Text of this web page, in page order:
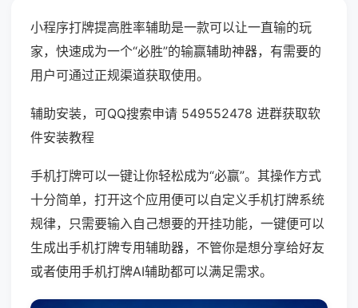
小程序打牌提高胜率辅助是一款可以让一直输的玩
家，快速成为一个“必胜”的输赢辅助神器，有需要的
用户可通过正规渠道获取使用。
辅助安装，可QQ搜索申请 549552478 进群获取软
件安装教程
手机打牌可以一键让你轻松成为“必赢”。其操作方式
十分简单，打开这个应用便可以自定义手机打牌系统
规律，只需要输入自己想要的开挂功能，一键便可以
生成出手机打牌专用辅助器，不管你是想分享给好友
或者使用手机打牌AI辅助都可以满足需求。